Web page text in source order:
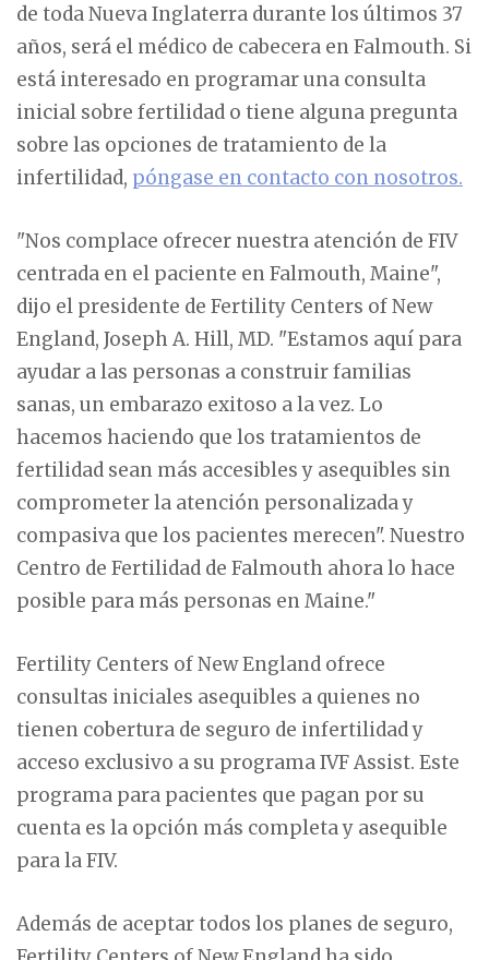
de toda Nueva Inglaterra durante los últimos 37
años, será el médico de cabecera en Falmouth. Si
está interesado en programar una consulta
inicial sobre fertilidad o tiene alguna pregunta
sobre las opciones de tratamiento de la
infertilidad, póngase en contacto con nosotros.
"Nos complace ofrecer nuestra atención de FIV
centrada en el paciente en Falmouth, Maine",
dijo el presidente de Fertility Centers of New
England, Joseph A. Hill, MD. "Estamos aquí para
ayudar a las personas a construir familias
sanas, un embarazo exitoso a la vez. Lo
hacemos haciendo que los tratamientos de
fertilidad sean más accesibles y asequibles sin
comprometer la atención personalizada y
compasiva que los pacientes merecen". Nuestro
Centro de Fertilidad de Falmouth ahora lo hace
posible para más personas en Maine."
Fertility Centers of New England ofrece
consultas iniciales asequibles a quienes no
tienen cobertura de seguro de infertilidad y
acceso exclusivo a su programa IVF Assist. Este
programa para pacientes que pagan por su
cuenta es la opción más completa y asequible
para la FIV.
Además de aceptar todos los planes de seguro,